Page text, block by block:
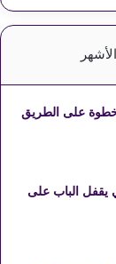
الأشهر
خطوة على الطريق
الباب على